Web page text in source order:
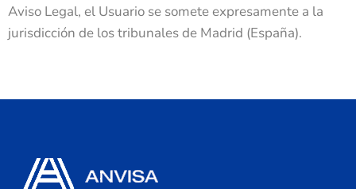
Aviso Legal, el Usuario se somete expresamente a la
jurisdicción de los tribunales de Madrid (España).